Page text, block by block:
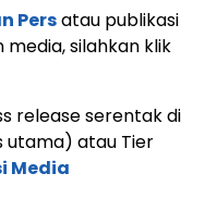
Persatau publikasi
media, silahkan klik
release serentak di
utama) atau Tier
Media